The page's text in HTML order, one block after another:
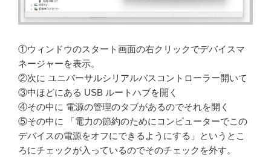
①ウィンドウのスタート画面の右クリックでデバイスマ
ネージャーを表示。
②次に ユニバーサルシリアルバスコントローラー開いて
③中ほどにある USB ルートハブを開く
④その中に 電源の管理のタブがあるのでそれを開く
⑤その中に 「電力の節約のためにコンピューターでこの
デバイスの電源をオフにできるようにする」というとこ
ろにチェックが入っているのでそのチェックを外す。